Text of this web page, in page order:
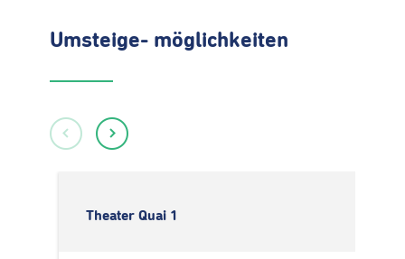
Umsteige- möglichkeiten
Theater Quai 1